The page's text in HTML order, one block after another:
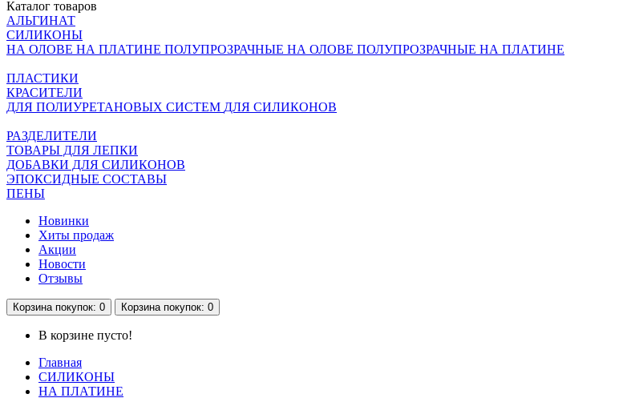
Каталог товаров
АЛЬГИНАТ
СИЛИКОНЫ
НА ОЛОВЕ НА ПЛАТИНЕ ПОЛУПРОЗРАЧНЫЕ НА ОЛОВЕ ПОЛУПРОЗРАЧНЫЕ НА ПЛАТИНЕ
ПЛАСТИКИ
КРАСИТЕЛИ
ДЛЯ ПОЛИУРЕТАНОВЫХ СИСТЕМ ДЛЯ СИЛИКОНОВ
РАЗДЕЛИТЕЛИ
ТОВАРЫ ДЛЯ ЛЕПКИ
ДОБАВКИ ДЛЯ СИЛИКОНОВ
ЭПОКСИДНЫЕ СОСТАВЫ
ПЕНЫ
Новинки
Хиты продаж
Акции
Новости
Отзывы
Корзинапокупок: 0 Корзинапокупок: 0
В корзине пусто!
Главная
СИЛИКОНЫ
НА ПЛАТИНЕ